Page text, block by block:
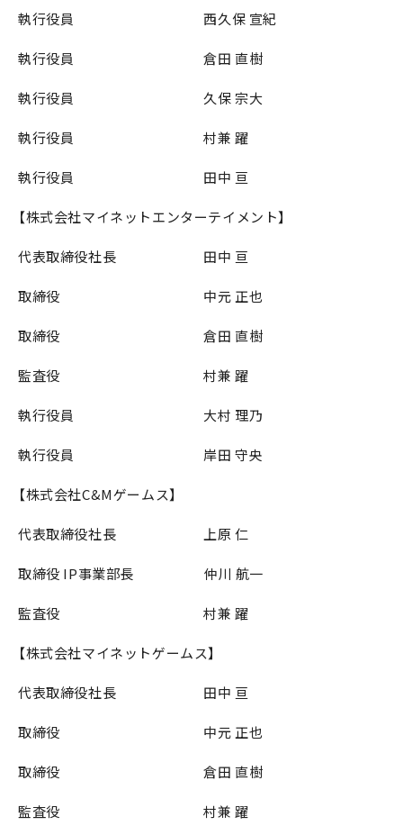
執行役員 西久保 宣紀
執行役員 倉田 直樹
執行役員 久保 宗大
執行役員 村兼 躍
執行役員 田中 亘
【株式会社マイネットエンターテイメント】
代表取締役社長 田中 亘
取締役 中元 正也
取締役 倉田 直樹
監査役 村兼 躍
執行役員 大村 理乃
執行役員 岸田 守央
【株式会社C&Mゲームス】
代表取締役社長 上原 仁
取締役 IP事業部長 仲川 航一
監査役 村兼 躍
【株式会社マイネットゲームス】
代表取締役社長 田中 亘
取締役 中元 正也
取締役 倉田 直樹
監査役 村兼 躍